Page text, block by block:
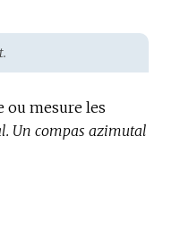
ou mesure les
Un compas azimutal